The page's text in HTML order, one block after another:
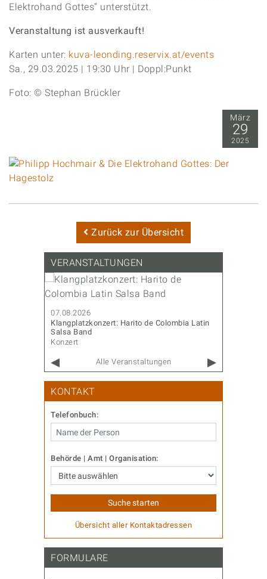
Elektrohand Gottes“ unterstützt.
Veranstaltung ist ausverkauft!
Karten unter: kuva-leonding.reservix.at/events
Sa., 29.03.2025 | 19:30 Uhr | Doppl:Punkt
Foto: © Stephan Brückler
März
29
2025
Zurück zur Übersicht
VERANSTALTUNGEN
07.08.2026
Klangplatzkonzert: Harito de Colombia Latin
Salsa Band
Konzert
Alle Veranstaltungen
KONTAKT
Telefonbuch:
Behörde | Amt | Organisation:
Übersicht aller Kontaktadressen
FORMULARE